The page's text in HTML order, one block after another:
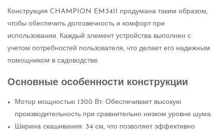
Конструкция CHAMPION EM3411 продумана таким образом,
чтобы обеспечить долговечность и комфорт при
использовании. Каждый элемент устройства выполнен с
учетом потребностей пользователя, что делает его надежным
помощником в садоводстве.
Основные особенности конструкции
Мотор мощностью 1300 Вт: Обеспечивает высокую
производительность при сравнительно низком уровне шума.
Ширина скашивания: 34 см, что позволяет эффективно